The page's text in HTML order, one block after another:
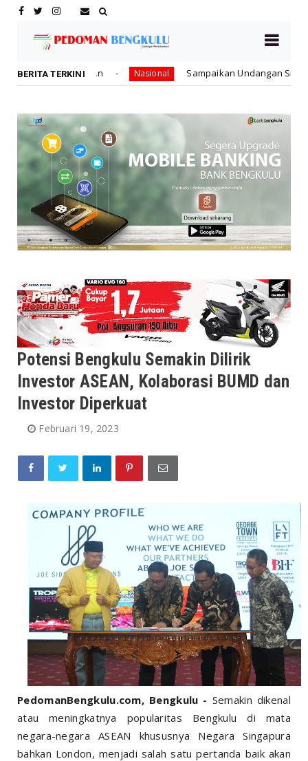
BERITA TERKINI
Nasional Sampaikan Undangan Sidang Bersama DPR RI
Potensi Bengkulu Semakin Dilirik
Investor ASEAN, Kolaborasi BUMD dan
Investor Diperkuat
Februari 19, 2023
PedomanBengkulu.com, Bengkulu - Semakin dikenal
atau meningkatnya popularitas Bengkulu di mata
negara-negara ASEAN khususnya Negara Singapura
bahkan London, menjadi salah satu pertanda baik akan